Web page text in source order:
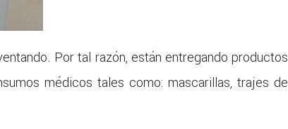
Por tal razón, están entregando productos
médicos tales como: mascarillas, trajes de